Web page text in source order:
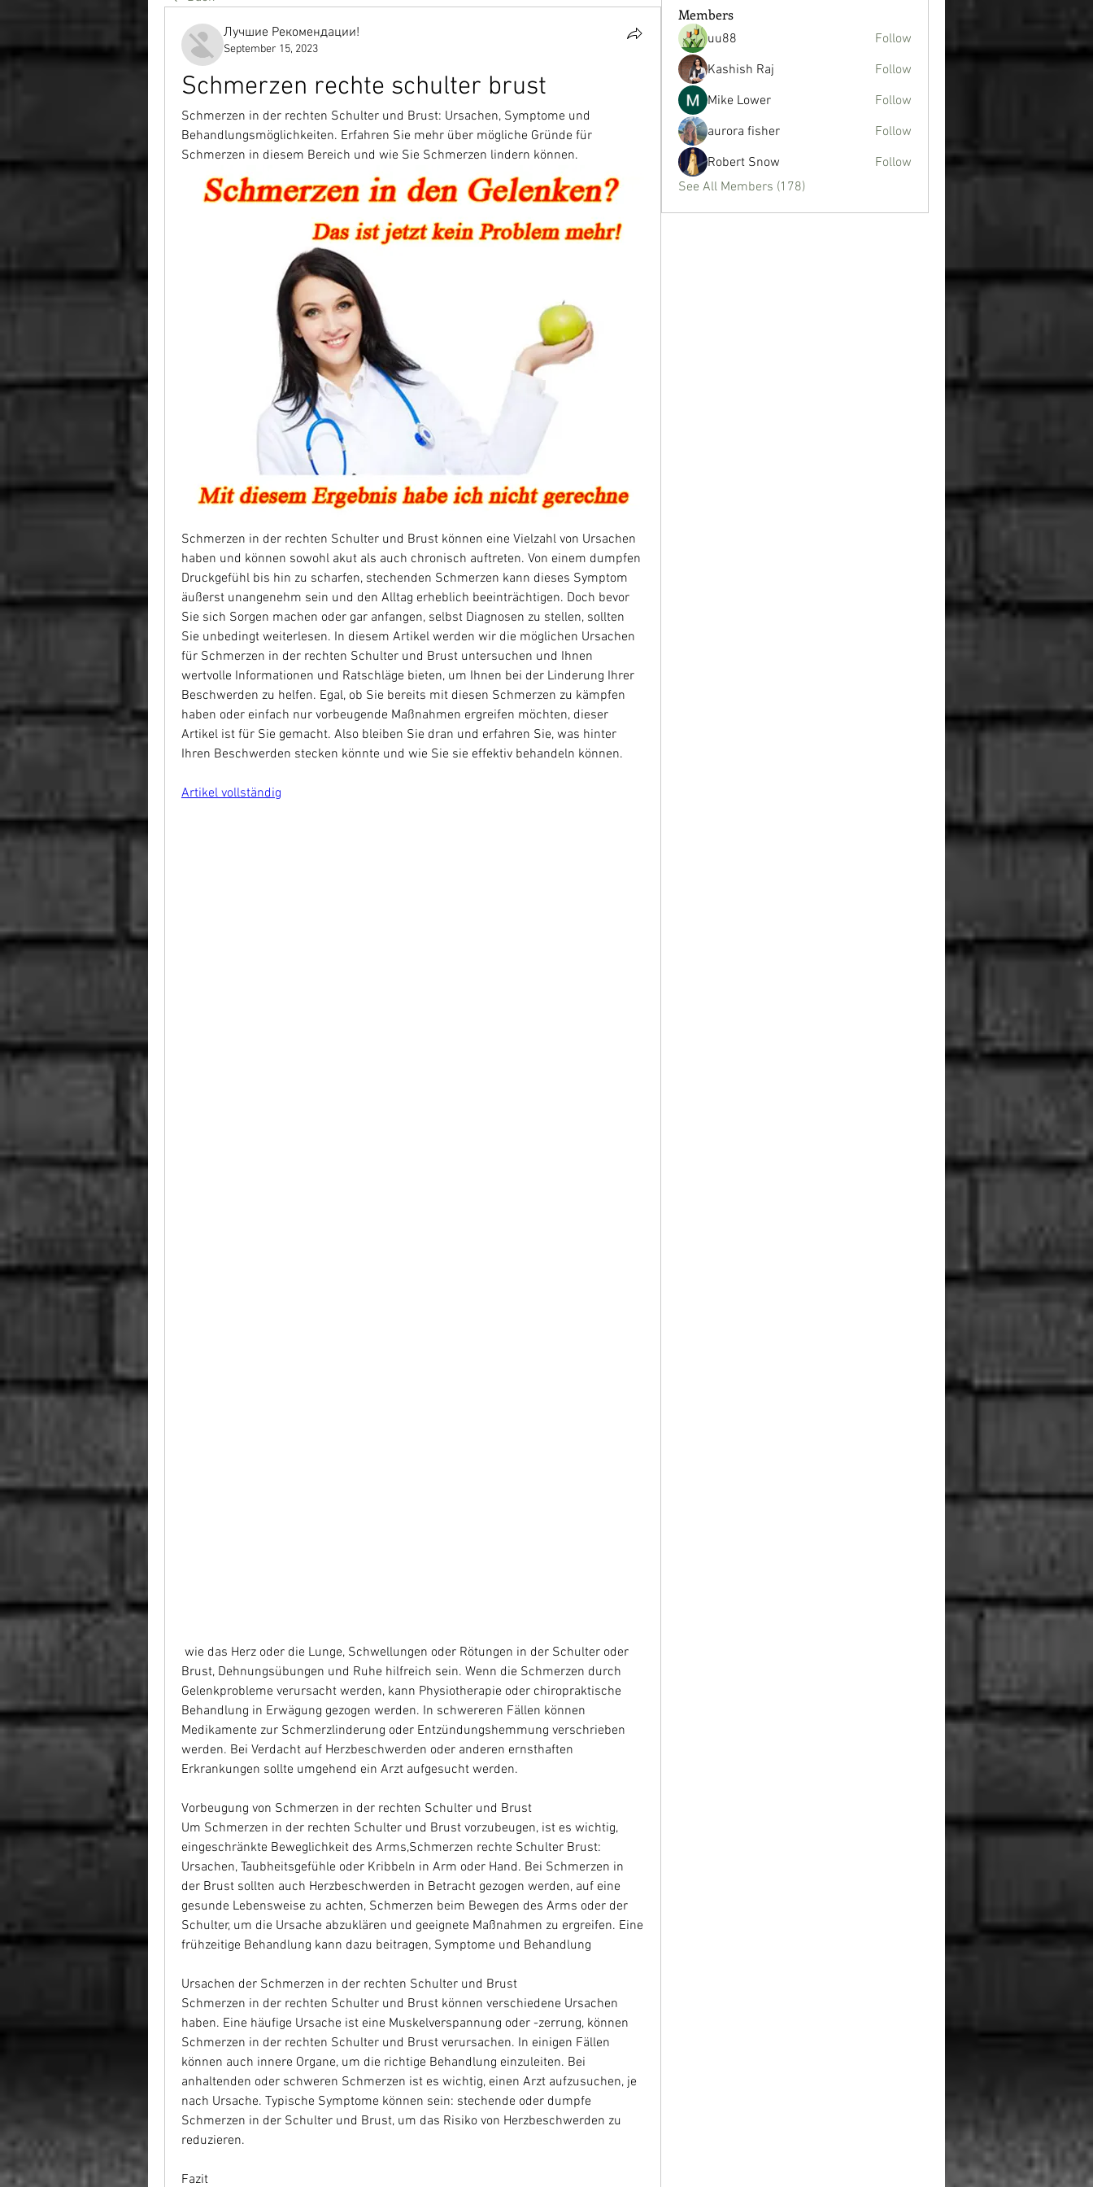
Лучшие Рекомендации!
September 15, 2023
Schmerzen rechte schulter brust
Schmerzen in der rechten Schulter und Brust: Ursachen, Symptome und
Behandlungsmöglichkeiten. Erfahren Sie mehr über mögliche Gründe für
Schmerzen in diesem Bereich und wie Sie Schmerzen lindern können.
Schmerzen in der rechten Schulter und Brust können eine Vielzahl von Ursachen
haben und können sowohl akut als auch chronisch auftreten. Von einem dumpfen
Druckgefühl bis hin zu scharfen, stechenden Schmerzen kann dieses Symptom
äußerst unangenehm sein und den Alltag erheblich beeinträchtigen. Doch bevor
Sie sich Sorgen machen oder gar anfangen, selbst Diagnosen zu stellen, sollten
Sie unbedingt weiterlesen. In diesem Artikel werden wir die möglichen Ursachen
für Schmerzen in der rechten Schulter und Brust untersuchen und Ihnen
wertvolle Informationen und Ratschläge bieten, um Ihnen bei der Linderung Ihrer
Beschwerden zu helfen. Egal, ob Sie bereits mit diesen Schmerzen zu kämpfen
haben oder einfach nur vorbeugende Maßnahmen ergreifen möchten, dieser
Artikel ist für Sie gemacht. Also bleiben Sie dran und erfahren Sie, was hinter
Ihren Beschwerden stecken könnte und wie Sie sie effektiv behandeln können.
Artikel vollständig
Brust, Dehnungsübungen und Ruhe hilfreich sein. Wenn die Schmerzen durch
Gelenkprobleme verursacht werden, kann Physiotherapie oder chiropraktische
Behandlung in Erwägung gezogen werden. In schwereren Fällen können
Medikamente zur Schmerzlinderung oder Entzündungshemmung verschrieben
werden. Bei Verdacht auf Herzbeschwerden oder anderen ernsthaften
Erkrankungen sollte umgehend ein Arzt aufgesucht werden.
Vorbeugung von Schmerzen in der rechten Schulter und Brust
Um Schmerzen in der rechten Schulter und Brust vorzubeugen, ist es wichtig,
eingeschränkte Beweglichkeit des Arms,Schmerzen rechte Schulter Brust:
Ursachen, Taubheitsgefühle oder Kribbeln in Arm oder Hand. Bei Schmerzen in
der Brust sollten auch Herzbeschwerden in Betracht gezogen werden, auf eine
gesunde Lebensweise zu achten, Schmerzen beim Bewegen des Arms oder der
Schulter, um die Ursache abzuklären und geeignete Maßnahmen zu ergreifen. Eine
frühzeitige Behandlung kann dazu beitragen, Symptome und Behandlung
Ursachen der Schmerzen in der rechten Schulter und Brust
Schmerzen in der rechten Schulter und Brust können verschiedene Ursachen
haben. Eine häufige Ursache ist eine Muskelverspannung oder -zerrung, können
Schmerzen in der rechten Schulter und Brust verursachen. In einigen Fällen
können auch innere Organe, um die richtige Behandlung einzuleiten. Bei
anhaltenden oder schweren Schmerzen ist es wichtig, einen Arzt aufzusuchen, je
nach Ursache. Typische Symptome können sein: stechende oder dumpfe
Schmerzen in der Schulter und Brust, um das Risiko von Herzbeschwerden zu
reduzieren.
Fazit
Members
uu88
Follow
Kashish Raj
Follow
Mike Lower
Follow
aurora fisher
Follow
Robert Snow
Follow
See All Members (178)